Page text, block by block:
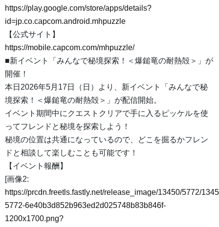
https://play.google.com/store/apps/details?
id=jp.co.capcom.android.mhpuzzle
【公式サイト】
https://mobile.capcom.com/mhpuzzle/
■新イベント「みんなで秘境探索！＜爆鎚竜の耐熱殻＞」が
開催！
本日2026年5月17日（日）より、新イベント「みんなで秘
境探索！＜爆鎚竜の耐熱殻＞」が配信開始。
イベント期間中にクエストクリアで手に入るピッケルを使
ってフレンドと秘境を探索しよう！
秘境の位置は共通になっているので、どこを掘るかフレン
ドと相談して楽しむことも可能です！
【イベント報酬】
[画像2:
https://prcdn.freetls.fastly.net/release_image/13450/5772/
5772-6e40b3d852b963ed2d025748b83b846f-
1200x1700.png?